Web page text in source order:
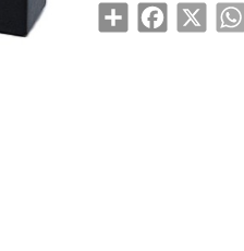
Share Facebook
X